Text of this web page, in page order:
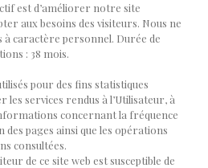
est d’améliorer notre site
aux besoins des visiteurs. Nous ne
à caractère personnel. Durée de
: 38 mois.
pour des fins statistiques
services rendus à l’Utilisateur, à
concernant la fréquence
des pages ainsi que les opérations
consultées.
de ce site web est susceptible de